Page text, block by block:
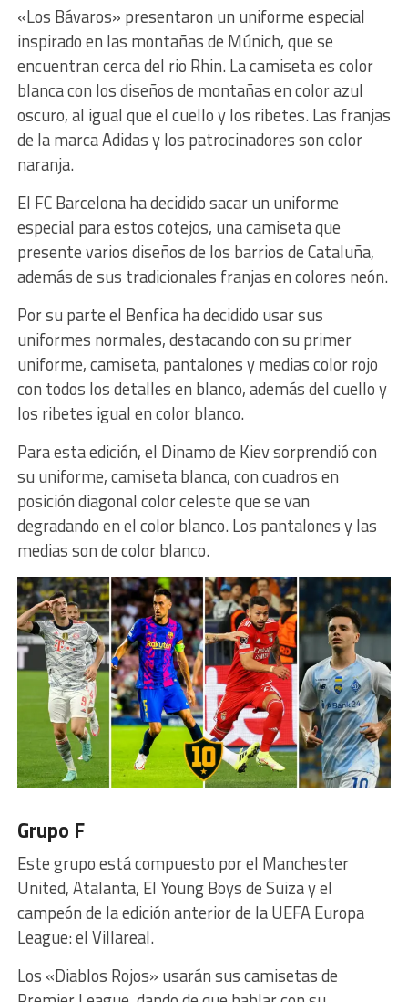
«Los Bávaros» presentaron un uniforme especial
inspirado en las montañas de Múnich, que se
encuentran cerca del rio Rhin. La camiseta es color
blanca con los diseños de montañas en color azul
oscuro, al igual que el cuello y los ribetes. Las franjas
de la marca Adidas y los patrocinadores son color
naranja.
El FC Barcelona ha decidido sacar un uniforme
especial para estos cotejos, una camiseta que
presente varios diseños de los barrios de Cataluña,
además de sus tradicionales franjas en colores neón.
Por su parte el Benfica ha decidido usar sus
uniformes normales, destacando con su primer
uniforme, camiseta, pantalones y medias color rojo
con todos los detalles en blanco, además del cuello y
los ribetes igual en color blanco.
Para esta edición, el Dinamo de Kiev sorprendió con
su uniforme, camiseta blanca, con cuadros en
posición diagonal color celeste que se van
degradando en el color blanco. Los pantalones y las
medias son de color blanco.
Grupo F
Este grupo está compuesto por el Manchester
United, Atalanta, El Young Boys de Suiza y el
campeón de la edición anterior de la UEFA Europa
League: el Villareal.
Los «Diablos Rojos» usarán sus camisetas de